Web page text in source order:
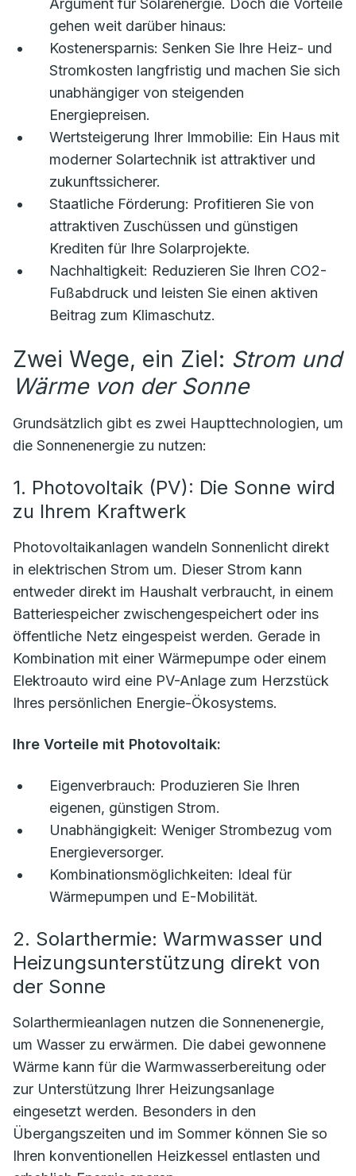
Argument für Solarenergie. Doch die Vorteile
gehen weit darüber hinaus:
Kostenersparnis: Senken Sie Ihre Heiz- und
Stromkosten langfristig und machen Sie sich
unabhängiger von steigenden
Energiepreisen.
Wertsteigerung Ihrer Immobilie: Ein Haus mit
moderner Solartechnik ist attraktiver und
zukunftssicherer.
Staatliche Förderung: Profitieren Sie von
attraktiven Zuschüssen und günstigen
Krediten für Ihre Solarprojekte.
Nachhaltigkeit: Reduzieren Sie Ihren CO2-
Fußabdruck und leisten Sie einen aktiven
Beitrag zum Klimaschutz.
Zwei Wege, ein Ziel: Strom und
Wärme von der Sonne
Grundsätzlich gibt es zwei Haupttechnologien, um
die Sonnenenergie zu nutzen:
1. Photovoltaik (PV): Die Sonne wird
zu Ihrem Kraftwerk
Photovoltaikanlagen wandeln Sonnenlicht direkt
in elektrischen Strom um. Dieser Strom kann
entweder direkt im Haushalt verbraucht, in einem
Batteriespeicher zwischengespeichert oder ins
öffentliche Netz eingespeist werden. Gerade in
Kombination mit einer Wärmepumpe oder einem
Elektroauto wird eine PV-Anlage zum Herzstück
Ihres persönlichen Energie-Ökosystems.
Ihre Vorteile mit Photovoltaik:
Eigenverbrauch: Produzieren Sie Ihren
eigenen, günstigen Strom.
Unabhängigkeit: Weniger Strombezug vom
Energieversorger.
Kombinationsmöglichkeiten: Ideal für
Wärmepumpen und E-Mobilität.
2. Solarthermie: Warmwasser und
Heizungsunterstützung direkt von
der Sonne
Solarthermieanlagen nutzen die Sonnenenergie,
um Wasser zu erwärmen. Die dabei gewonnene
Wärme kann für die Warmwasserbereitung oder
zur Unterstützung Ihrer Heizungsanlage
eingesetzt werden. Besonders in den
Übergangszeiten und im Sommer können Sie so
Ihren konventionellen Heizkessel entlasten und